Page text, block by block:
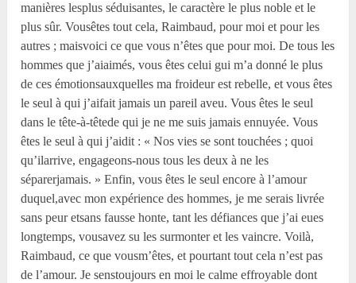
manières lesplus séduisantes, le caractère le plus noble et le
plus sûr. Vousêtes tout cela, Raimbaud, pour moi et pour les
autres ; maisvoici ce que vous n’êtes que pour moi. De tous les
hommes que j’aiaimés, vous êtes celui gui m’a donné le plus
de ces émotionsauxquelles ma froideur est rebelle, et vous êtes
le seul à qui j’aifait jamais un pareil aveu. Vous êtes le seul
dans le tête-à-têtede qui je ne me suis jamais ennuyée. Vous
êtes le seul à qui j’aidit : « Nos vies se sont touchées ; quoi
qu’ilarrive, engageons-nous tous les deux à ne les
séparerjamais. » Enfin, vous êtes le seul encore à l’amour
duquel,avec mon expérience des hommes, je me serais livrée
sans peur etsans fausse honte, tant les défiances que j’ai eues
longtemps, vousavez su les surmonter et les vaincre. Voilà,
Raimbaud, ce que vousm’êtes, et pourtant tout cela n’est pas
de l’amour. Je senstoujours en moi le calme effroyable dont